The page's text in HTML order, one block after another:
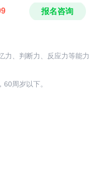
报名咨询
力、判断力、反应力等能力
周岁以下。